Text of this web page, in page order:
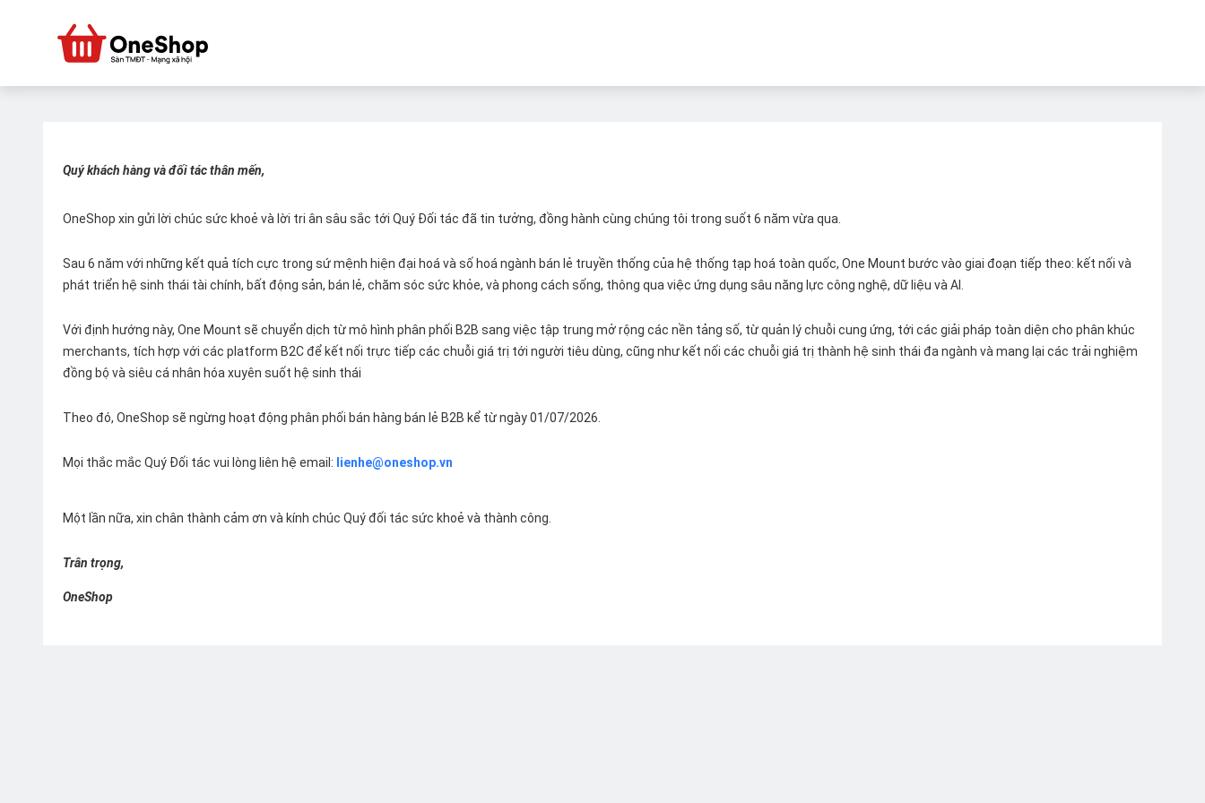
Quý khách hàng và đối tác thân mến,
OneShop xin gửi lời chúc sức khoẻ và lời tri ân sâu sắc tới Quý Đối tác đã tin tưởng, đồng hành cùng chúng tôi trong suốt 6 năm vừa qua.
Sau 6 năm với những kết quả tích cực trong sứ mệnh hiện đại hoá và số hoá ngành bán lẻ truyền thống của hệ thống tạp hoá toàn quốc, One Mount bước vào giai đoạn tiếp theo: kết nối và
phát triển hệ sinh thái tài chính, bất động sản, bán lẻ, chăm sóc sức khỏe, và phong cách sống, thông qua việc ứng dụng sâu năng lực công nghệ, dữ liệu và AI.
Với định hướng này, One Mount sẽ chuyển dịch từ mô hình phân phối B2B sang việc tập trung mở rộng các nền tảng số, từ quản lý chuỗi cung ứng, tới các giải pháp toàn diện cho phân khúc
merchants, tích hợp với các platform B2C để kết nối trực tiếp các chuỗi giá trị tới người tiêu dùng, cũng như kết nối các chuỗi giá trị thành hệ sinh thái đa ngành và mang lại các trải nghiệm
đồng bộ và siêu cá nhân hóa xuyên suốt hệ sinh thái
Theo đó, OneShop sẽ ngừng hoạt động phân phối bán hàng bán lẻ B2B kể từ ngày 01/07/2026.
Mọi thắc mắc Quý Đối tác vui lòng liên hệ email: lienhe@oneshop.vn
Một lần nữa, xin chân thành cảm ơn và kính chúc Quý đối tác sức khoẻ và thành công.
Trân trọng,
OneShop